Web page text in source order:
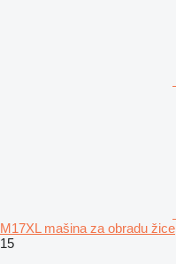
M17XL mašina za obradu žice
15